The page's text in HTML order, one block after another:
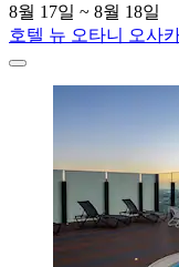
8월 17일 ~ 8월 18일
호텔 뉴 오타니 오사